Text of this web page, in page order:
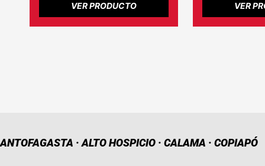
VER PRODUCTO VER
ANTOFAGASTA · ALTO HOSPICIO · CALAMA · COPIAPÓ